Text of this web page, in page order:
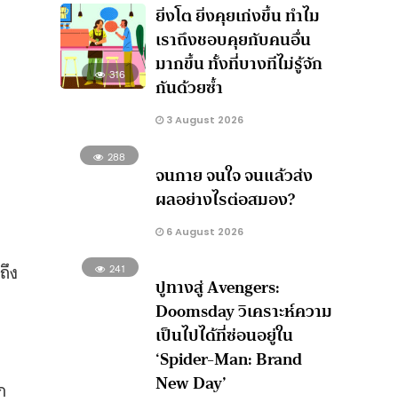
ง
316
ยิ่งโต ยิ่งคุยเก่งขึ้น ทำไม
เราถึงชอบคุยกับคนอื่น
มากขึ้น ทั้งที่บางทีไม่รู้จัก
กันด้วยซ้ำ
3 August 2026
288
จนกาย จนใจ จนแล้วส่ง
ผลอย่างไรต่อสมอง?
6 August 2026
241
ปูทางสู่ Avengers:
Doomsday วิเคราะห์ความ
เป็นไปได้ที่ซ่อนอยู่ใน
‘Spider-Man: Brand
New Day’